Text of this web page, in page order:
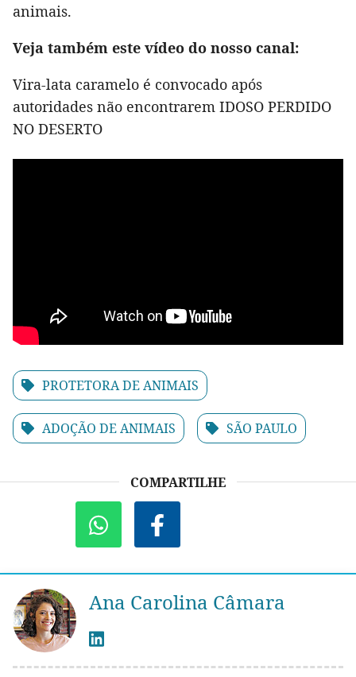
animais.
Veja também este vídeo do nosso canal:
Vira-lata caramelo é convocado após
autoridades não encontrarem IDOSO PERDIDO
NO DESERTO
PROTETORA DE ANIMAIS
ADOÇÃO DE ANIMAIS SÃO PAULO
COMPARTILHE
Ana Carolina Câmara